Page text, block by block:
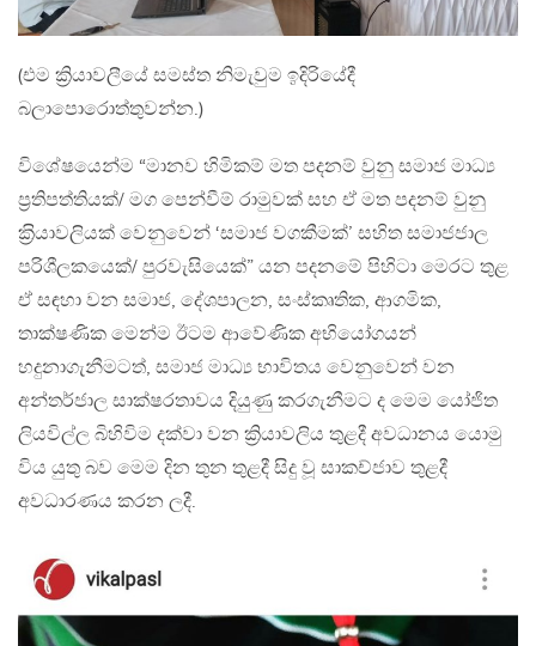
(එම ක්‍රියාවලීයේ සමස්ත නිමැවුම ඉදිරියේදී
බලාපොරොත්තුවන්න.)
විශේෂයෙන්ම “මානව හිමිකම් මත පදනම් වුනු සමාජ මාධ්‍ය
ප‍්‍රතිපත්තියක්/ මග පෙන්වීම් රාමුවක් සහ ඒ මත පදනම් වුනු
ක‍්‍රියාවලියක් වෙනුවෙන් ‘සමාජ වගකීමක්’ සහිත සමාජජාල
පරිශීලකයෙක්/ පුරවැසියෙක්” යන පදනමේ පිහිටා මෙරට තුළ
ඒ සඳහා වන සමාජ, දේශපාලන, සංස්කෘතික, ආගමික,
තාක්ෂණික මෙන්ම ඊටම ආවේණික අභියෝගයන්
හදුනාගැනීමටත්, සමාජ මාධ්‍ය භාවිතය වෙනුවෙන් වන
අන්තර්ජාල සාක්ෂරතාවය දියුණු කරගැනීමට ද මෙම යෝජිත
ලියවිල්ල බිහිවිම දක්වා වන ක්‍රියාවලිය තුළදී අවධානය යොමු
විය යුතු බව මෙම දින තුන තුළදී සිදු වූ සාකච්ජාව තුළදී
අවධාරණය කරන ලදී.